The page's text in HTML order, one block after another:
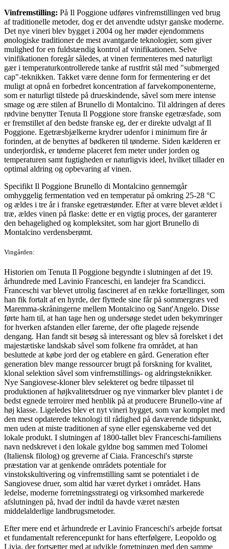
Vinfremstilling: På Il Poggione udføres vinfremstillingen ved brug
af traditionelle metoder, dog er det anvendte udstyr ganske moderne.
Det nye vineri blev bygget i 2004 og her møder ejendommens
ønologiske traditioner de mest avantgarde teknologier, som giver
mulighed for en fuldstændig kontrol af vinifikationen. Selve
vinifikationen foregår således, at vinen fermenteres med naturligt
gær i temperaturkontrollerede tanke af rustfrit stål med "submerged
cap"-teknikken. Takket være denne form for fermentering er det
muligt at opnå en forbedret koncentration af farvekomponenterne,
som er naturligt tilstede på drueskindende, såvel som mere intense
smage og ære stilen af Brunello di Montalcino. Til aldringen af deres
rødvine benytter Tenuta Il Poggione store franske egetræsfade, som
er fremstillet af den bedste franske eg, der er direkte udvalgt af Il
Poggione. Egetræsbjælkerne krydrer udenfor i minimum fire år
forinden, at de benyttes af bødkeren til tønderne. Siden kælderen er
underjordisk, er tønderne placeret fem meter under jorden og
temperaturen samt fugtigheden er naturligvis ideel, hvilket tillader en
optimal aldring og opbevaring af vinen.
Specifikt Il Poggione Brunello di Montalcino gennemgår
omhyggelig fermentation ved en temperatur på omkring 25-28 °C
og ældes i tre år i franske egetræstønder. Efter at være blevet ældet i
træ, ældes vinen på flaske: dette er en vigtig proces, der garanterer
den behagelighed og kompleksitet, som har gjort Brunello di
Montalcino verdensberømt.
Vingården:
Historien om Tenuta Il Poggione begyndte i slutningen af ​​det 19.
århundrede med Lavinio Franceschi, en landejer fra Scandicci.
Franceschi var blevet utrolig fascineret af en række fortællinger, som
han fik fortalt af en hyrde, der flyttede sine får på sommergræs ved
Maremma-skråningerne mellem Montalcino og Sant'Angelo. Disse
førte ham til, at han tage hen og undersøge stedet uden bekymringer
for hverken afstanden eller farerne, der ofte plagede rejsende
dengang. Han fandt sit besøg så interessant og blev så forelsket i det
majestætiske landskab såvel som folkene fra området, at han
besluttede at købe jord der og etablere en gård. Generation efter
generation blev mange ressourcer brugt på forskning for kvalitet,
klonal selektion såvel som vinfremstillings- og aldringsteknikker.
Nye Sangiovese-kloner blev selekteret og bedre tilpasset til
produktionen af højkvalitetsdruer og nye vinmarker blev plantet i de
bedst egnede terroirer med henblik på at producere Brunello-vine af
høj klasse. Ligeledes blev et nyt vineri bygget, som var komplet med
den mest opdaterede teknologi til rådighed på daværende tidspunkt,
men uden at miste traditionen af ​​syne eller egenskaberne ved det
lokale produkt. I slutningen af 1800-tallet blev Franceschi-familiens
navn nedskrevet i den lokale gyldne bog sammen med Tolomei
(Italiensk filolog) og greverne af Ciaia. Franceschi's største
præstation var at genkende områdets potentiale for
vinstokskultivering og vinfremstilling samt se potentialet i de
Sangiovese druer, som altid har været dyrket i området. Hans
ledelse, moderne forretningsstrategi og virksomhed markerede
afslutningen på, hvad der indtil da havde været næsten
middelalderlige landbrugsmetoder.
Efter mere end et århundrede er Lavinio Franceschi's arbejde fortsat
et fundamentalt referencepunkt for hans efterfølgere, Leopoldo og
Livia, der fortsætter med at udvikle forretningen med den samme